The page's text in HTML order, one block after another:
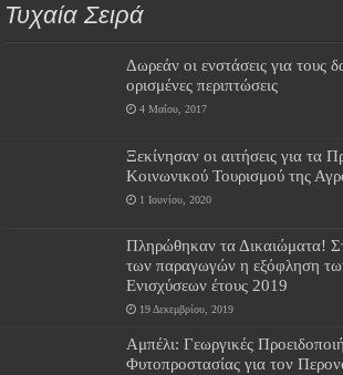
Τυχαία Σειρά
Δωρεάν οι ενστάσεις για τους
ορισμένες περιπτώσεις
4 Μαΐου, 2017
Ξεκίνησαν οι αιτήσεις για τα
Κοινωνικού Τουρισμού της
1 Ιουνίου, 2020
Πληρώθηκαν τα Δικαιώματα!
των παραγωγών η εξόφληση
Ενισχύσεων έτους 2019
19 Δεκεμβρίου, 2019
Αμπέλι: Γεωργικές
Φυτοπροστασίας για τον